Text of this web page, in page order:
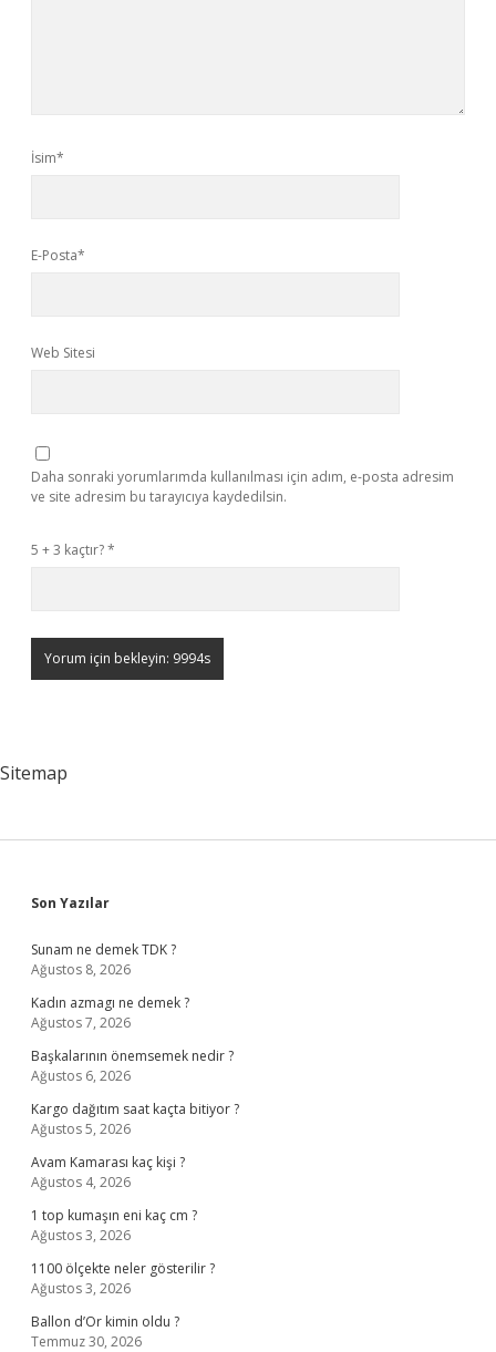
İsim*
E-Posta*
Web Sitesi
Daha sonraki yorumlarımda kullanılması için adım, e-posta adresim
ve site adresim bu tarayıcıya kaydedilsin.
5 + 3 kaçtır?*
Sitemap
Sidebar
Son Yazılar
Sunam ne demek TDK ?
Ağustos 8, 2026
Kadın azmagı ne demek ?
Ağustos 7, 2026
Başkalarının önemsemek nedir ?
Ağustos 6, 2026
Kargo dağıtım saat kaçta bitiyor ?
Ağustos 5, 2026
Avam Kamarası kaç kişi ?
Ağustos 4, 2026
1 top kumaşın eni kaç cm ?
Ağustos 3, 2026
1100 ölçekte neler gösterilir ?
Ağustos 3, 2026
Ballon d’Or kimin oldu ?
Temmuz 30, 2026